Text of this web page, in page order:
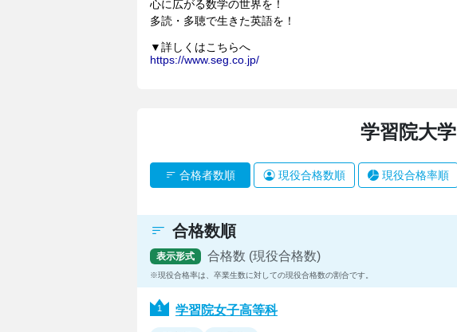
学習院大学
合格者数順 現役合格数順 現役合格率順
合格数順
表示形式 合格数 (現役合格数)
現役合格率は、卒業生数に対しての現役合格数の割合です。
学習院女子高等科